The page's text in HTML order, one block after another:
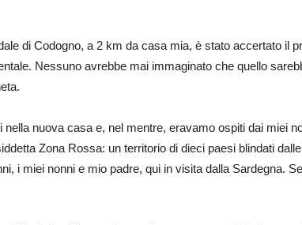
di Codogno, a 2 km da casa mia, è stato accertato il
Nessuno avrebbe mai immaginato che quello
nuova casa e, nel mentre, eravamo ospiti dai miei
Zona Rossa: un territorio di dieci paesi blindati
i miei nonni e mio padre, qui in visita dalla Sardegna.